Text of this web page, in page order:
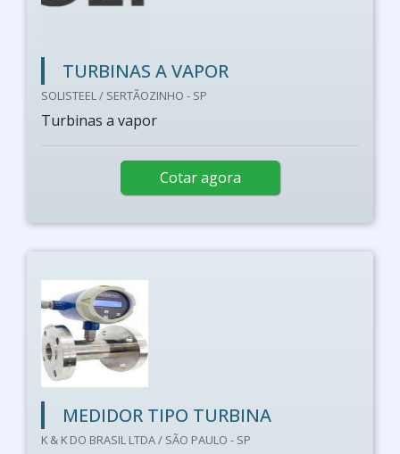
TURBINAS A VAPOR
SOLISTEEL / SERTÃOZINHO - SP
Turbinas a vapor
Cotar agora
MEDIDOR TIPO TURBINA
K & K DO BRASIL LTDA / SÃO PAULO - SP